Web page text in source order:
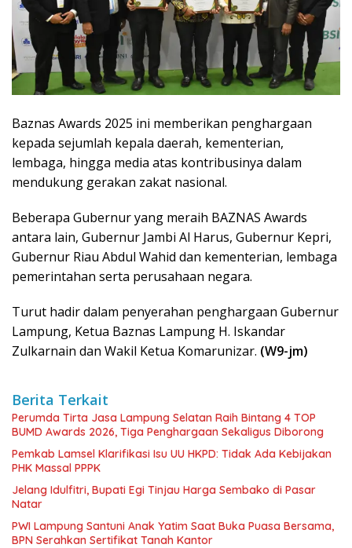
Baznas Awards 2025 ini memberikan penghargaan
kepada sejumlah kepala daerah, kementerian,
lembaga, hingga media atas kontribusinya dalam
mendukung gerakan zakat nasional.
Beberapa Gubernur yang meraih BAZNAS Awards
antara lain, Gubernur Jambi Al Harus, Gubernur Kepri,
Gubernur Riau Abdul Wahid dan kementerian, lembaga
pemerintahan serta perusahaan negara.
Turut hadir dalam penyerahan penghargaan Gubernur
Lampung, Ketua Baznas Lampung H. Iskandar
Zulkarnain dan Wakil Ketua Komarunizar. (W9-jm)
Berita Terkait
Perumda Tirta Jasa Lampung Selatan Raih Bintang 4 TOP
BUMD Awards 2026, Tiga Penghargaan Sekaligus Diborong
Pemkab Lamsel Klarifikasi Isu UU HKPD: Tidak Ada Kebijakan
PHK Massal PPPK
Jelang Idulfitri, Bupati Egi Tinjau Harga Sembako di Pasar
Natar
PWI Lampung Santuni Anak Yatim Saat Buka Puasa Bersama,
BPN Serahkan Sertifikat Tanah Kantor